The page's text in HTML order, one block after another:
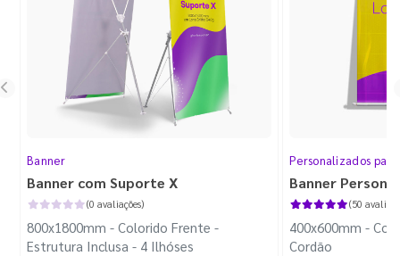
Banner
Banner com Suporte X
(0 avaliações)
800x1800mm - Colorido Frente -
Estrutura Inclusa - 4 Ilhóses
Personalizados
Banner
(50
400x600mm -
Cordão